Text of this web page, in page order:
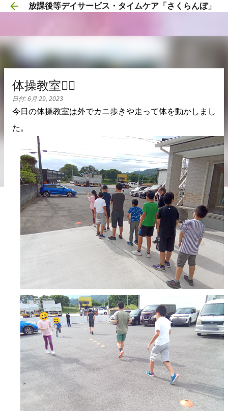
スキップしてメイン コンテンツに移動
放課後等デイサービス・タイムケア「さくらんぼ」
体操教室🏃‍♀️
日付: 6月 29, 2023
今日の体操教室は外でカニ歩きや走って体を動かしまし
た。